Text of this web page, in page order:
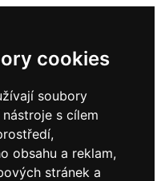
cookies
soubory
s cílem
obsahu a reklam,
stránek a